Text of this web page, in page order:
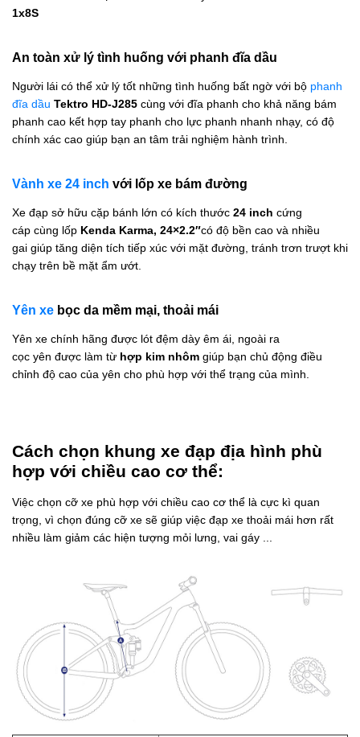
1x8S
An toàn xử lý tình huống với phanh đĩa dầu
Người lái có thể xử lý tốt những tình huống bất ngờ với bộ phanh
đĩa dầu Tektro HD-J285 cùng với đĩa phanh cho khả năng bám
phanh cao kết hợp tay phanh cho lực phanh nhanh nhạy, có độ
chính xác cao giúp bạn an tâm trải nghiệm hành trình.
Vành xe 24 inch với lốp xe bám đường
Xe đạp sở hữu cặp bánh lớn có kích thước 24 inch cứng
cáp cùng lốp Kenda Karma, 24×2.2″có độ bền cao và nhiều
gai giúp tăng diện tích tiếp xúc với mặt đường, tránh trơn trượt khi
chạy trên bề mặt ẩm ướt.
Yên xe bọc da mềm mại, thoải mái
Yên xe chính hãng được lót đệm dày êm ái, ngoài ra
cọc yên được làm từ hợp kim nhôm giúp bạn chủ động điều
chỉnh độ cao của yên cho phù hợp với thể trạng của mình.
Cách chọn khung xe đạp địa hình phù
hợp với chiều cao cơ thể:
Việc chọn cỡ xe phù hợp với chiều cao cơ thể là cực kì quan
trọng, vì chọn đúng cỡ xe sẽ giúp việc đạp xe thoải mái hơn rất
nhiều làm giảm các hiện tượng mỏi lưng, vai gáy ...